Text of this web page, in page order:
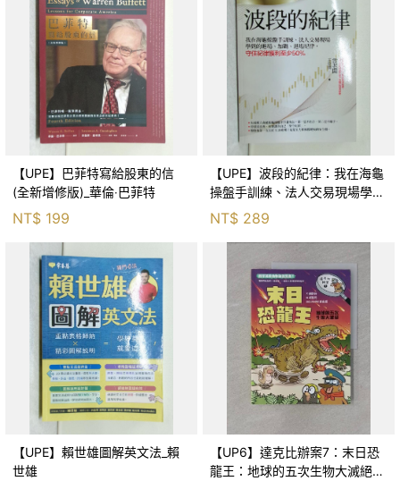
【UPE】巴菲特寫給股東的信
(全新增修版)_華倫‧巴菲特
NT$ 199
【UPE】波段的紀律：我在海龜
操盤手訓練、法人交易現場學到
的進場、加碼、退場紀律，守住
紀律獲利至少50％_雷老闆
NT$ 289
【UPE】賴世雄圖解英文法_賴
世雄
【UP6】達克比辦案7：末日恐
龍王：地球的五次生物大滅絕_